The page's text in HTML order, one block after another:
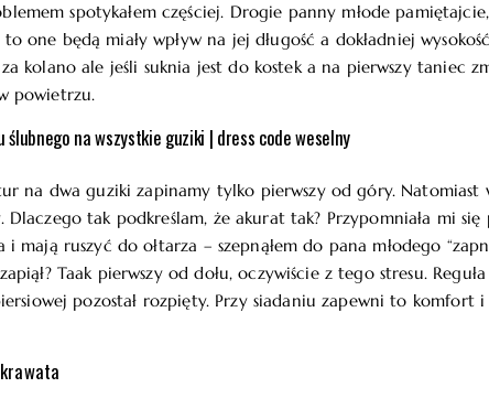
spotykałem częściej. Drogie panny młode
one będą miały wpływ na jej długość a dokładniej
kolano ale jeśli suknia jest do kostek a na pierwszy taniec
powietrzu.
na wszystkie guziki | dress code weselny
na dwa guziki zapinamy tylko pierwszy od góry.
Dlaczego tak podkreślam, że akurat tak? Przypomniała mi
i mają ruszyć do ołtarza – szepnąłem do pana młodego
Taak pierwszy od dołu, oczywiście z tego stresu.
pozostał rozpięty. Przy siadaniu zapewni to komfort